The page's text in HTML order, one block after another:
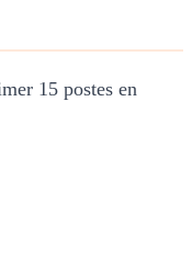
15 postes en